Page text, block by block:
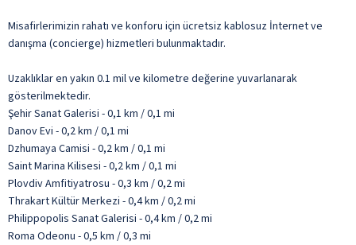
Misafirlerimizin rahatı ve konforu için ücretsiz kablosuz İnternet ve
danışma (concierge) hizmetleri bulunmaktadır.
Uzaklıklar en yakın 0.1 mil ve kilometre değerine yuvarlanarak
gösterilmektedir.
Şehir Sanat Galerisi - 0,1 km / 0,1 mi
Danov Evi - 0,2 km / 0,1 mi
Dzhumaya Camisi - 0,2 km / 0,1 mi
Saint Marina Kilisesi - 0,2 km / 0,1 mi
Plovdiv Amfitiyatrosu - 0,3 km / 0,2 mi
Thrakart Kültür Merkezi - 0,4 km / 0,2 mi
Philippopolis Sanat Galerisi - 0,4 km / 0,2 mi
Roma Odeonu - 0,5 km / 0,3 mi